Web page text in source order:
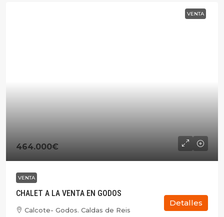
VENTA
464.000€
VENTA
CHALET A LA VENTA EN GODOS
Calcote- Godos. Caldas de Reis
Detalles